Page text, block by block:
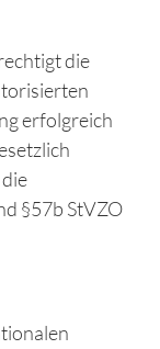
die
erfolgreich
§57b StVZO